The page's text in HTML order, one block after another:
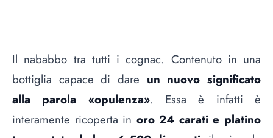
Il nababbo tra tutti i cognac. Contenuto in una
bottiglia capace di dare un nuovo significato
alla parola «opulenza». Essa è infatti è
interamente ricoperta in oro 24 carati e platino